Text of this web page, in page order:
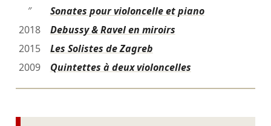
″
Sonates pour violoncelle et piano
2018
Debussy & Ravel en miroirs
2015
Les Solistes de Zagreb
2009
Quintettes à deux violoncelles